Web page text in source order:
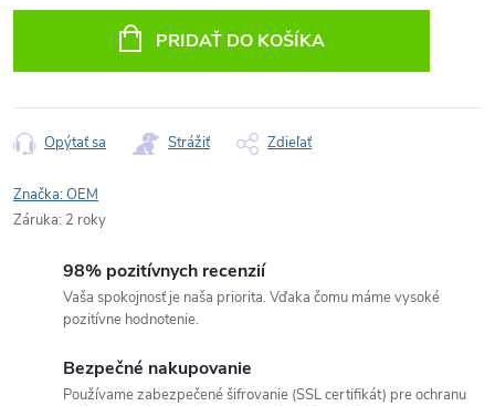
PRIDAŤ DO KOŠÍKA
Opýtať sa Strážiť Zdieľať
Značka:OEM
Záruka: 2 roky
98% pozitívnych recenzií
Vaša spokojnosť je naša priorita. Vďaka čomu máme vysoké
pozitívne hodnotenie.
Bezpečné nakupovanie
Používame zabezpečené šifrovanie (SSL certifikát) pre ochranu